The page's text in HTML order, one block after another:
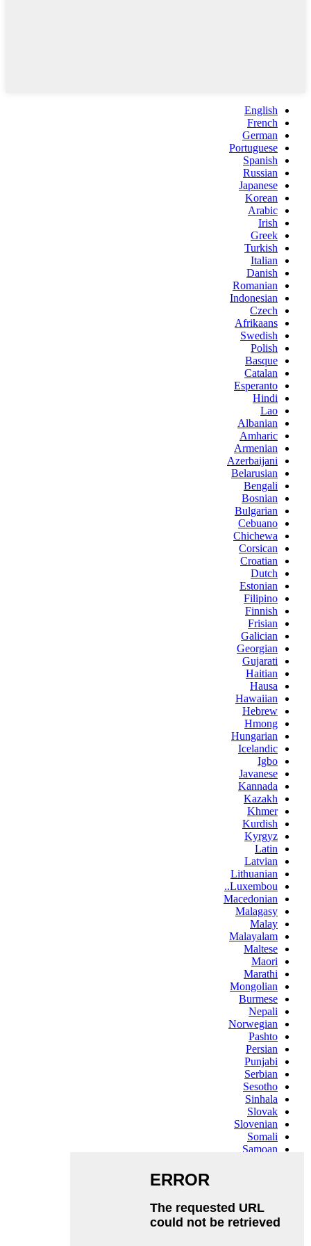
English
French
German
Portuguese
Spanish
Russian
Japanese
Korean
Arabic
Irish
Greek
Turkish
Italian
Danish
Romanian
Indonesian
Czech
Afrikaans
Swedish
Polish
Basque
Catalan
Esperanto
Hindi
Lao
Albanian
Amharic
Armenian
Azerbaijani
Belarusian
Bengali
Bosnian
Bulgarian
Cebuano
Chichewa
Corsican
Croatian
Dutch
Estonian
Filipino
Finnish
Frisian
Galician
Georgian
Gujarati
Haitian
Hausa
Hawaiian
Hebrew
Hmong
Hungarian
Icelandic
Igbo
Javanese
Kannada
Kazakh
Khmer
Kurdish
Kyrgyz
Latin
Latvian
Lithuanian
Luxembou..
Macedonian
Malagasy
Malay
Malayalam
Maltese
Maori
Marathi
Mongolian
Burmese
Nepali
Norwegian
Pashto
Persian
Punjabi
Serbian
Sesotho
Sinhala
Slovak
Slovenian
Somali
Samoan
Swahili
Tajik